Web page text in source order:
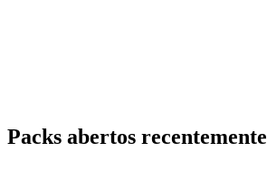
Packs abertos recentemente